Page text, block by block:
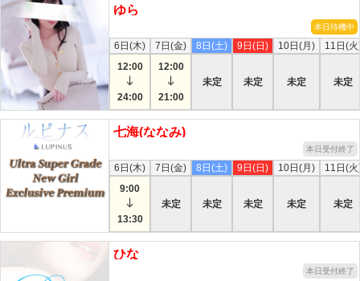
ゆら
本日待機中
6日(木)
12:00
24:00
7日(金)
12:00
21:00
8日(土)
未定
9日(日)
未定
10日(月)
未定
11日(
未定
七海(ななみ)
本日受付終了
6日(木)
9:00
13:30
7日(金)
未定
8日(土)
未定
9日(日)
未定
10日(月)
未定
11日(
未定
ひな
本日受付終了